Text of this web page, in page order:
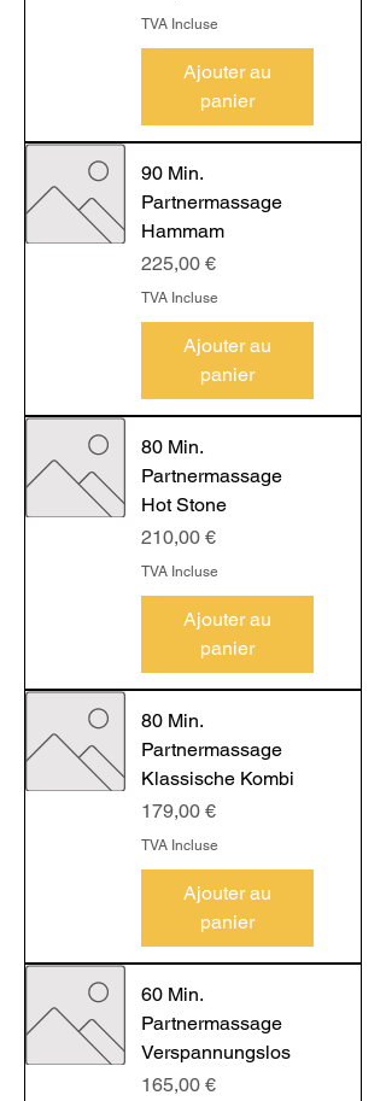
TVA Incluse
Ajouter au
panier
90 Min.
Partnermassage
Hammam
Prix
225,00 €
TVA Incluse
Ajouter au
panier
80 Min.
Partnermassage
Hot Stone
Prix
210,00 €
TVA Incluse
Ajouter au
panier
80 Min.
Partnermassage
Klassische Kombi
Prix
179,00 €
TVA Incluse
Ajouter au
panier
60 Min.
Partnermassage
Verspannungslos
Prix
165,00 €